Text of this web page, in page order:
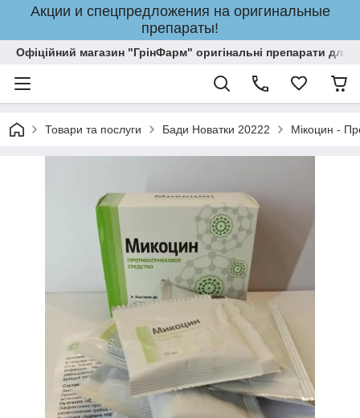
Акции и спецпредложения на оригинальные
препараты!
Офіційний магазин "ГрінФарм" оригінальні препарати для
Товари та послуги Бади Новатки 20222 Мікоцин -